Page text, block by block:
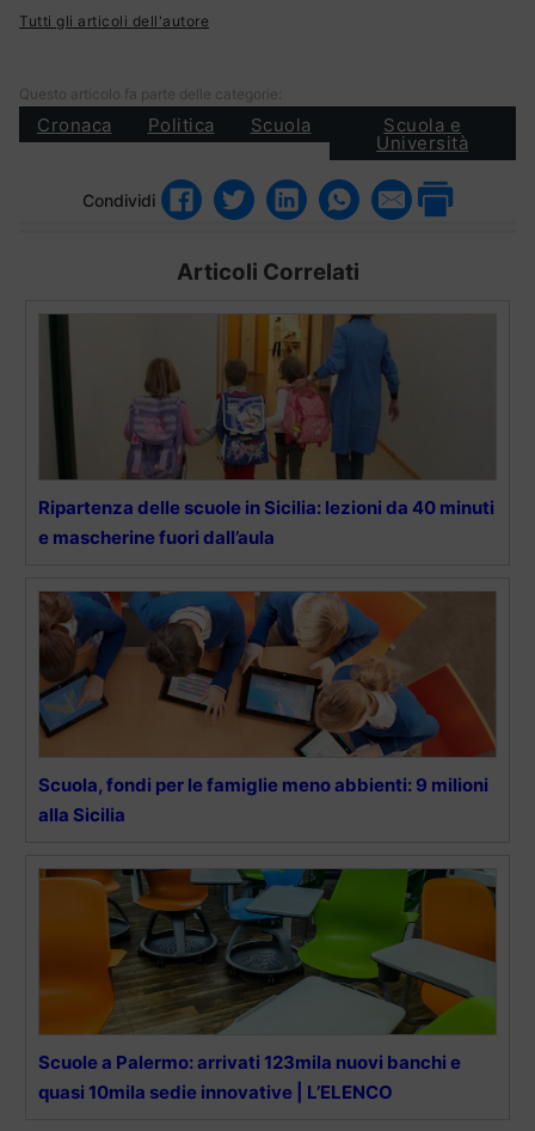
Tutti gli articoli dell'autore
Questo articolo fa parte delle categorie:
Cronaca Politica Scuola Scuola e
Università
Condividi
Articoli Correlati
Ripartenza delle scuole in Sicilia: lezioni da 40 minuti
e mascherine fuori dall’aula
Scuola, fondi per le famiglie meno abbienti: 9 milioni
alla Sicilia
Scuole a Palermo: arrivati 123mila nuovi banchi e
quasi 10mila sedie innovative | L’ELENCO